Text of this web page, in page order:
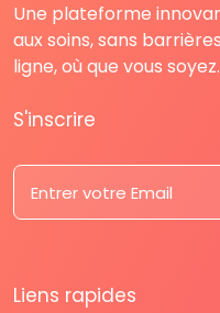
Une plateforme
aux soins, sans
ligne, où que vous soyez.
S'inscrire
Liens rapides